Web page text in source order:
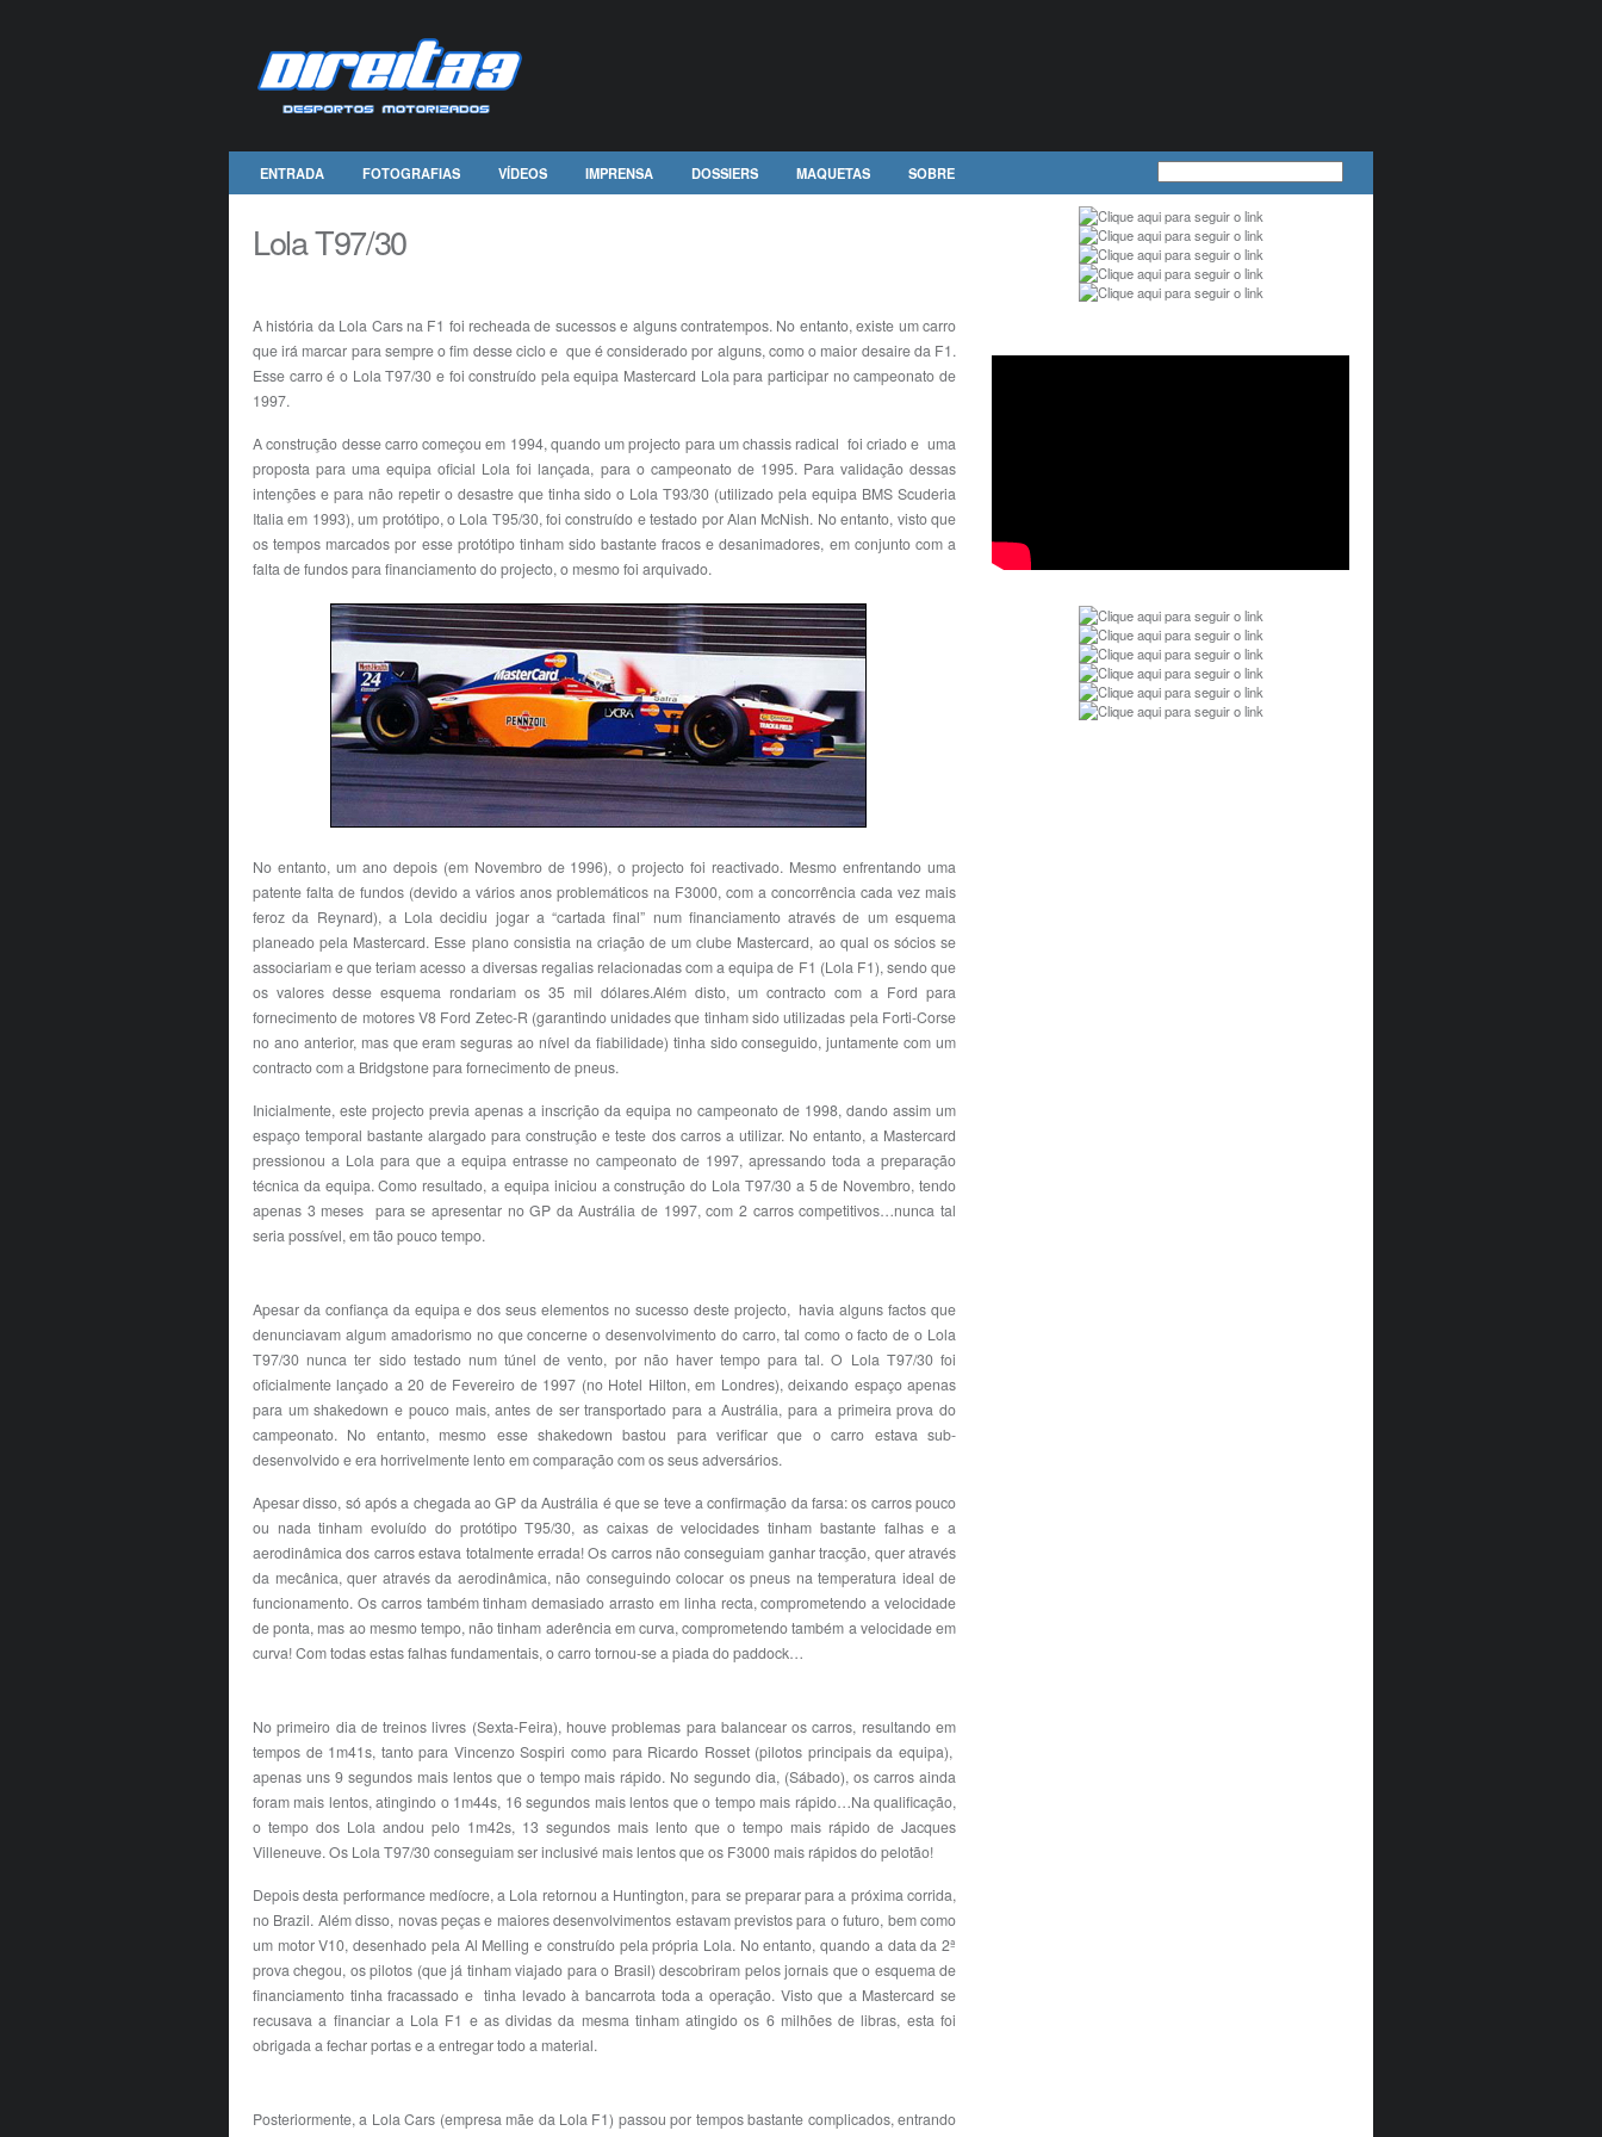
ENTRADA FOTOGRAFIAS VÍDEOS IMPRENSA DOSSIERS MAQUETAS SOBRE
Lola T97/30
A história da Lola Cars na F1 foi recheada de sucessos e alguns contratempos. No entanto, existe um carro
que irá marcar para sempre o fim desse ciclo e que é considerado por alguns, como o maior desaire da F1.
Esse carro é o Lola T97/30 e foi construído pela equipa Mastercard Lola para participar no campeonato de
1997.
A construção desse carro começou em 1994, quando um projecto para um chassis radical foi criado e uma
proposta para uma equipa oficial Lola foi lançada, para o campeonato de 1995. Para validação dessas
intenções e para não repetir o desastre que tinha sido o Lola T93/30 (utilizado pela equipa BMS Scuderia
Italia em 1993), um protótipo, o Lola T95/30, foi construído e testado por Alan McNish. No entanto, visto que
os tempos marcados por esse protótipo tinham sido bastante fracos e desanimadores, em conjunto com a
falta de fundos para financiamento do projecto, o mesmo foi arquivado.
No entanto, um ano depois (em Novembro de 1996), o projecto foi reactivado. Mesmo enfrentando uma
patente falta de fundos (devido a vários anos problemáticos na F3000, com a concorrência cada vez mais
feroz da Reynard), a Lola decidiu jogar a “cartada final” num financiamento através de um esquema
planeado pela Mastercard. Esse plano consistia na criação de um clube Mastercard, ao qual os sócios se
associariam e que teriam acesso a diversas regalias relacionadas com a equipa de F1 (Lola F1), sendo que
os valores desse esquema rondariam os 35 mil dólares.Além disto, um contracto com a Ford para
fornecimento de motores V8 Ford Zetec-R (garantindo unidades que tinham sido utilizadas pela Forti-Corse
no ano anterior, mas que eram seguras ao nível da fiabilidade) tinha sido conseguido, juntamente com um
contracto com a Bridgstone para fornecimento de pneus.
Inicialmente, este projecto previa apenas a inscrição da equipa no campeonato de 1998, dando assim um
espaço temporal bastante alargado para construção e teste dos carros a utilizar. No entanto, a Mastercard
pressionou a Lola para que a equipa entrasse no campeonato de 1997, apressando toda a preparação
técnica da equipa. Como resultado, a equipa iniciou a construção do Lola T97/30 a 5 de Novembro, tendo
apenas 3 meses para se apresentar no GP da Austrália de 1997, com 2 carros competitivos…nunca tal
seria possível, em tão pouco tempo.
Apesar da confiança da equipa e dos seus elementos no sucesso deste projecto, havia alguns factos que
denunciavam algum amadorismo no que concerne o desenvolvimento do carro, tal como o facto de o Lola
T97/30 nunca ter sido testado num túnel de vento, por não haver tempo para tal. O Lola T97/30 foi
oficialmente lançado a 20 de Fevereiro de 1997 (no Hotel Hilton, em Londres), deixando espaço apenas
para um shakedown e pouco mais, antes de ser transportado para a Austrália, para a primeira prova do
campeonato. No entanto, mesmo esse shakedown bastou para verificar que o carro estava sub-
desenvolvido e era horrivelmente lento em comparação com os seus adversários.
Apesar disso, só após a chegada ao GP da Austrália é que se teve a confirmação da farsa: os carros pouco
ou nada tinham evoluído do protótipo T95/30, as caixas de velocidades tinham bastante falhas e a
aerodinâmica dos carros estava totalmente errada! Os carros não conseguiam ganhar tracção, quer através
da mecânica, quer através da aerodinâmica, não conseguindo colocar os pneus na temperatura ideal de
funcionamento. Os carros também tinham demasiado arrasto em linha recta, comprometendo a velocidade
de ponta, mas ao mesmo tempo, não tinham aderência em curva, comprometendo também a velocidade em
curva! Com todas estas falhas fundamentais, o carro tornou-se a piada do paddock…
No primeiro dia de treinos livres (Sexta-Feira), houve problemas para balancear os carros, resultando em
tempos de 1m41s, tanto para Vincenzo Sospiri como para Ricardo Rosset (pilotos principais da equipa),
apenas uns 9 segundos mais lentos que o tempo mais rápido. No segundo dia, (Sábado), os carros ainda
foram mais lentos, atingindo o 1m44s, 16 segundos mais lentos que o tempo mais rápido…Na qualificação,
o tempo dos Lola andou pelo 1m42s, 13 segundos mais lento que o tempo mais rápido de Jacques
Villeneuve. Os Lola T97/30 conseguiam ser inclusivé mais lentos que os F3000 mais rápidos do pelotão!
Depois desta performance medíocre, a Lola retornou a Huntington, para se preparar para a próxima corrida,
no Brazil. Além disso, novas peças e maiores desenvolvimentos estavam previstos para o futuro, bem como
um motor V10, desenhado pela Al Melling e construído pela própria Lola. No entanto, quando a data da 2ª
prova chegou, os pilotos (que já tinham viajado para o Brasil) descobriram pelos jornais que o esquema de
financiamento tinha fracassado e tinha levado à bancarrota toda a operação. Visto que a Mastercard se
recusava a financiar a Lola F1 e as dividas da mesma tinham atingido os 6 milhões de libras, esta foi
obrigada a fechar portas e a entregar todo a material.
Posteriormente, a Lola Cars (empresa mãe da Lola F1) passou por tempos bastante complicados, entrando